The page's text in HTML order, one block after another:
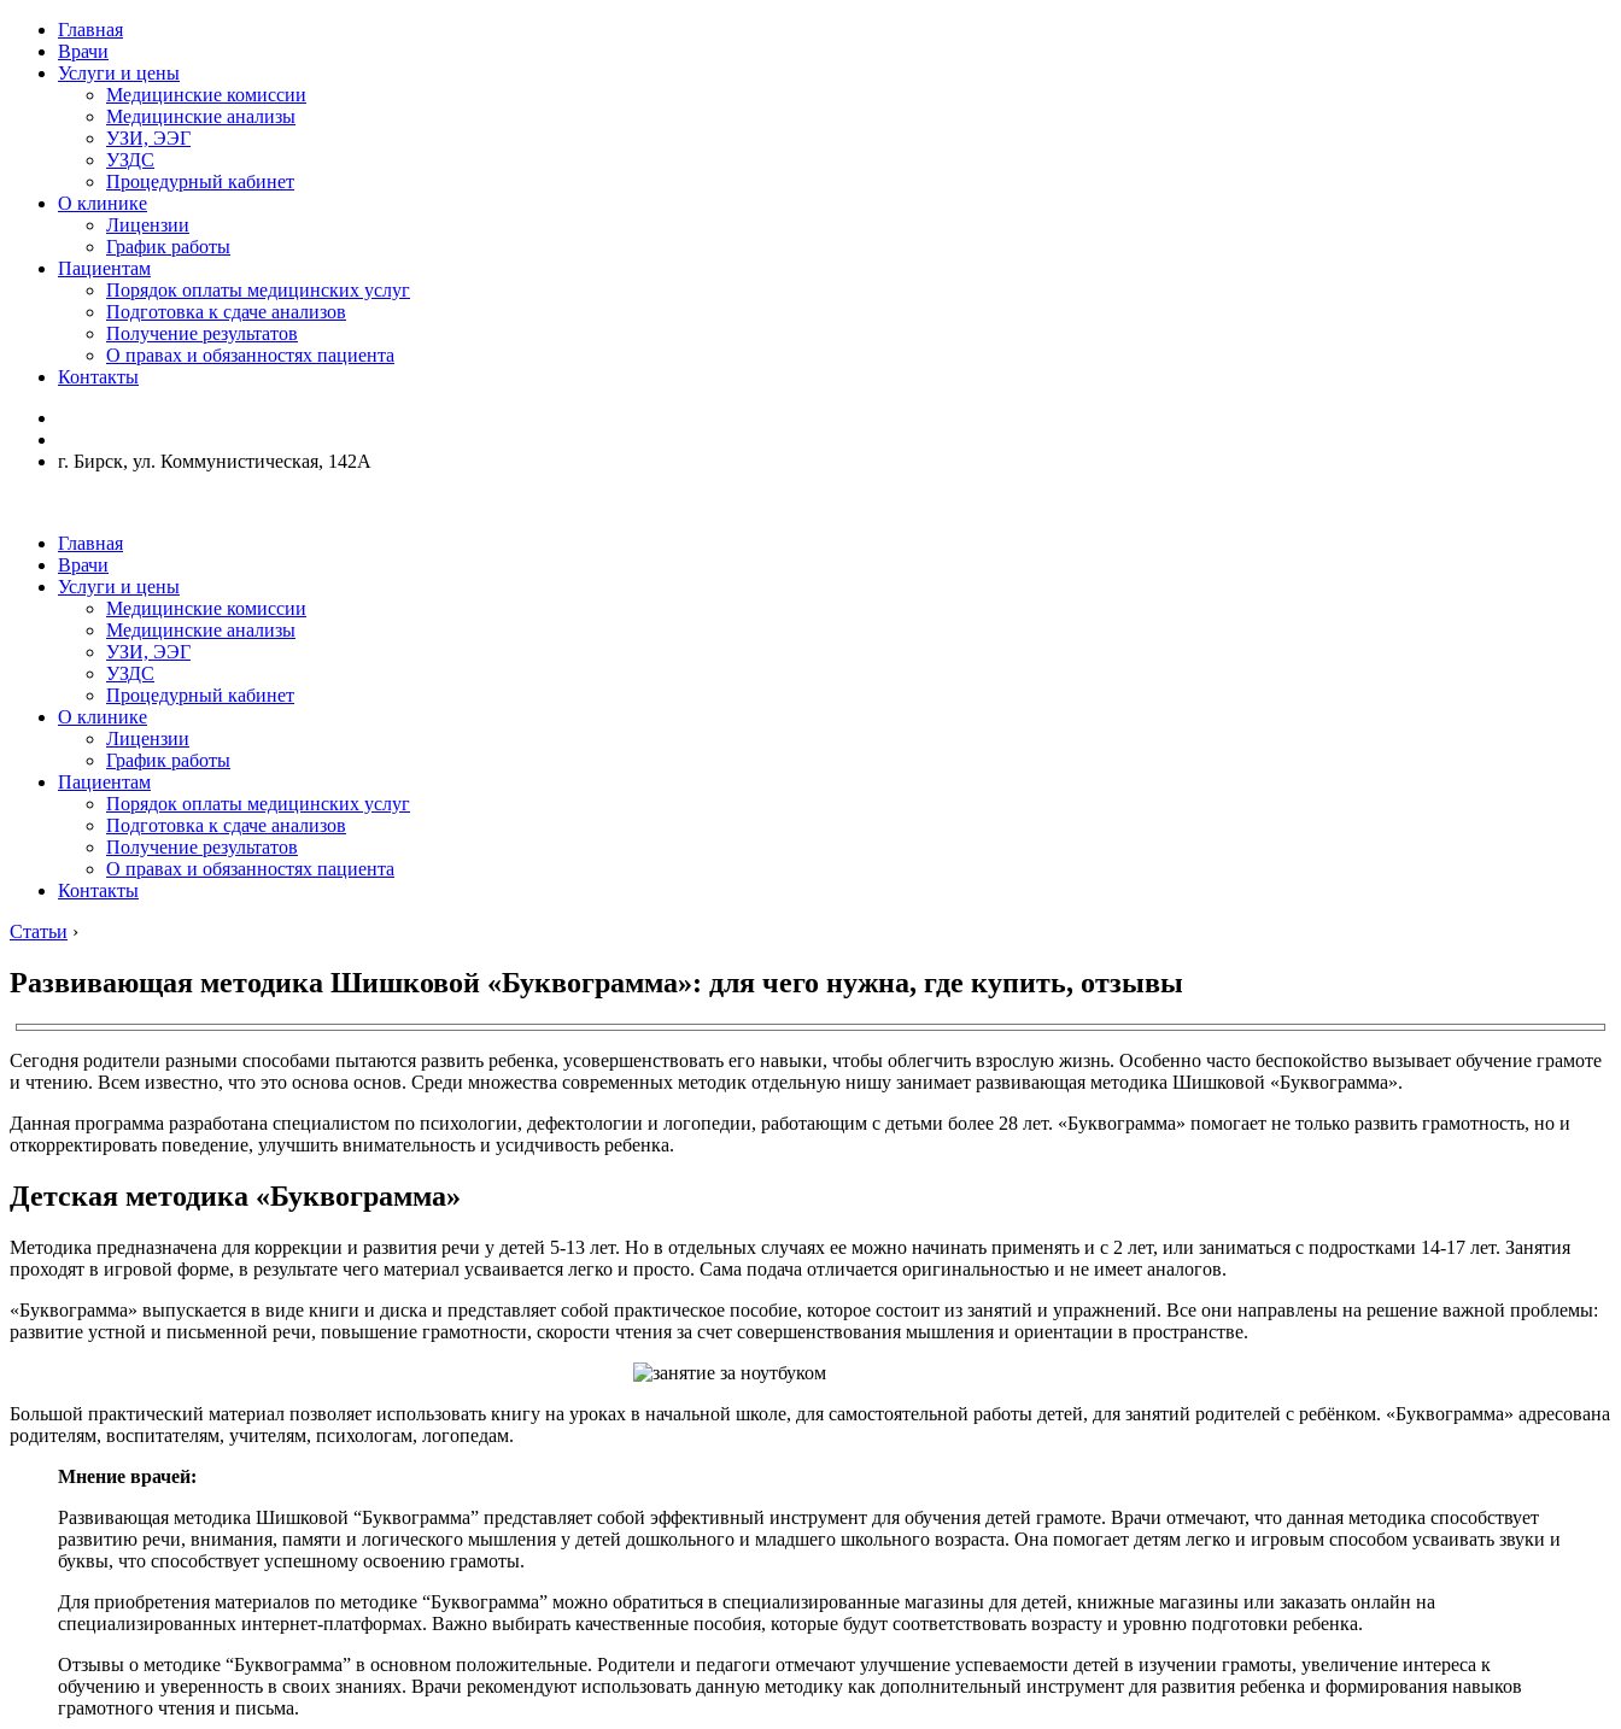
Главная
Врачи
Услуги и цены
Медицинские комиссии
Медицинские анализы
УЗИ, ЭЭГ
УЗДС
Процедурный кабинет
О клинике
Лицензии
График работы
Пациентам
Порядок оплаты медицинских услуг
Подготовка к сдаче анализов
Получение результатов
О правах и обязанностях пациента
Контакты
г. Бирск, ул. Коммунистическая, 142А
Главная
Врачи
Услуги и цены
Медицинские комиссии
Медицинские анализы
УЗИ, ЭЭГ
УЗДС
Процедурный кабинет
О клинике
Лицензии
График работы
Пациентам
Порядок оплаты медицинских услуг
Подготовка к сдаче анализов
Получение результатов
О правах и обязанностях пациента
Контакты
Статьи ›
Развивающая методика Шишковой «Буквограмма»: для чего нужна, где купить, отзывы
Сегодня родители разными способами пытаются развить ребенка, усовершенствовать его навыки, чтобы облегчить взрослую жизнь. Особенно часто беспокойство вызывает обучение грамоте
и чтению. Всем известно, что это основа основ. Среди множества современных методик отдельную нишу занимает развивающая методика Шишковой «Буквограмма».
Данная программа разработана специалистом по психологии, дефектологии и логопедии, работающим с детьми более 28 лет. «Буквограмма» помогает не только развить грамотность, но и
откорректировать поведение, улучшить внимательность и усидчивость ребенка.
Детская методика «Буквограмма»
Методика предназначена для коррекции и развития речи у детей 5-13 лет. Но в отдельных случаях ее можно начинать применять и с 2 лет, или заниматься с подростками 14-17 лет. Занятия
проходят в игровой форме, в результате чего материал усваивается легко и просто. Сама подача отличается оригинальностью и не имеет аналогов.
«Буквограмма» выпускается в виде книги и диска и представляет собой практическое пособие, которое состоит из занятий и упражнений. Все они направлены на решение важной проблемы:
развитие устной и письменной речи, повышение грамотности, скорости чтения за счет совершенствования мышления и ориентации в пространстве.
Большой практический материал позволяет использовать книгу на уроках в начальной школе, для самостоятельной работы детей, для занятий родителей с ребёнком. «Буквограмма» адресована
родителям, воспитателям, учителям, психологам, логопедам.
Мнение врачей:
Развивающая методика Шишковой “Буквограмма” представляет собой эффективный инструмент для обучения детей грамоте. Врачи отмечают, что данная методика способствует
развитию речи, внимания, памяти и логического мышления у детей дошкольного и младшего школьного возраста. Она помогает детям легко и игровым способом усваивать звуки и
буквы, что способствует успешному освоению грамоты.
Для приобретения материалов по методике “Буквограмма” можно обратиться в специализированные магазины для детей, книжные магазины или заказать онлайн на
специализированных интернет-платформах. Важно выбирать качественные пособия, которые будут соответствовать возрасту и уровню подготовки ребенка.
Отзывы о методике “Буквограмма” в основном положительные. Родители и педагоги отмечают улучшение успеваемости детей в изучении грамоты, увеличение интереса к
обучению и уверенность в своих знаниях. Врачи рекомендуют использовать данную методику как дополнительный инструмент для развития ребенка и формирования навыков
грамотного чтения и письма.